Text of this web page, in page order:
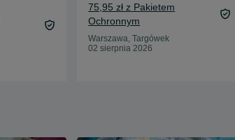
75,95 zł z Pakietem
Ochronnym
Warszawa, Targówek
02 sierpnia 2026